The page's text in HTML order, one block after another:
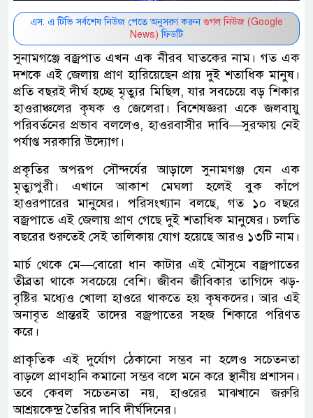
এস. এ টিভি সর্বশেষ নিউজ পেতে অনুসরণ করুন গুগল নিউজ (Google
News) ফিডটি
সুনামগঞ্জে বজ্রপাত এখন এক নীরব ঘাতকের নাম। গত এক
দশকে এই জেলায় প্রাণ হারিয়েছেন প্রায় দুই শতাধিক মানুষ।
প্রতি বছরই দীর্ঘ হচ্ছে মৃত্যুর মিছিল, যার সবচেয়ে বড় শিকার
হাওরাঞ্চলের কৃষক ও জেলেরা। বিশেষজ্ঞরা একে জলবায়ু
পরিবর্তনের প্রভাব বললেও, হাওরবাসীর দাবি—সুরক্ষায় নেই
পর্যাপ্ত সরকারি উদ্যোগ।
প্রকৃতির অপরূপ সৌন্দর্যের আড়ালে সুনামগঞ্জ যেন এক
মৃত্যুপুরী। এখানে আকাশ মেঘলা হলেই বুক কাঁপে
হাওরপারের মানুষের। পরিসংখ্যান বলছে, গত ১০ বছরে
বজ্রপাতে এই জেলায় প্রাণ গেছে দুই শতাধিক মানুষের। চলতি
বছরের শুরুতেই সেই তালিকায় যোগ হয়েছে আরও ১৩টি নাম।
মার্চ থেকে মে—বোরো ধান কাটার এই মৌসুমে বজ্রপাতের
তীব্রতা থাকে সবচেয়ে বেশি। জীবন জীবিকার তাগিদে ঝড়-
বৃষ্টির মধ্যেও খোলা হাওরে থাকতে হয় কৃষকদের। আর এই
অনাবৃত প্রান্তরই তাদের বজ্রপাতের সহজ শিকারে পরিণত
করে।
প্রাকৃতিক এই দুর্যোগ ঠেকানো সম্ভব না হলেও সচেতনতা
বাড়লে প্রাণহানি কমানো সম্ভব বলে মনে করে স্থানীয় প্রশাসন।
তবে কেবল সচেতনতা নয়, হাওরের মাঝখানে জরুরি
আশ্রয়কেন্দ্র তৈরির দাবি দীর্ঘদিনের।